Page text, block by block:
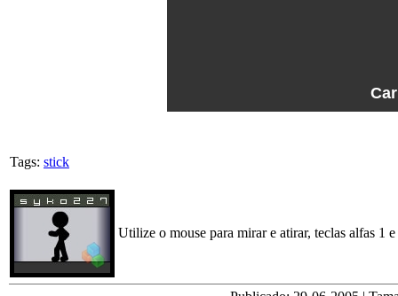
Tags: stick
Utilize o mouse para mirar e atirar, teclas alfas 1